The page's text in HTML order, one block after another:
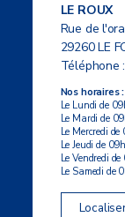
LE ROUX
Rue de
29260 LE
Téléphone
Nos horaires :
Le Lundi de
Le Mardi de
Le Mercredi
Le Jeudi de
Le Vendredi
Le Samedi